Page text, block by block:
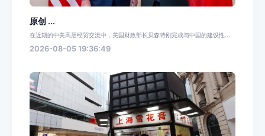
原创 ...
在近期的中美高层经贸交流中，美国财政部长贝森特刚完成与中国的建设性...
2026-08-05 19:36:49